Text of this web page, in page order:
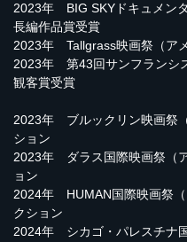
2023年 BIG SKYドキュメン
長編作品賞受賞
2023年 Tallgrass映画祭（ア
2023年 第43回サンフランシ
観客賞受賞
2023年 ブルックリン映画祭
ション
2023年 ダラス国際映画祭（
ョン
2024年 HUMAN国際映画祭
クション
2024年 シカゴ・パレスチナ